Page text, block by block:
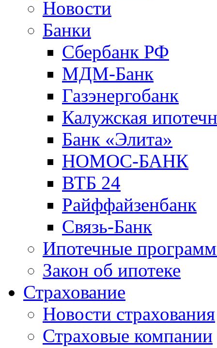
Новости
Банки
Сбербанк РФ
МДМ-Банк
Газэнергобанк
Калужская
Банк «Элита»
НОМОС-БАНК
ВТБ 24
Райффайзенбанк
Связь-Банк
Ипотечные
Закон об ипотеке
Страхование
Новости страхования
Страховые компании